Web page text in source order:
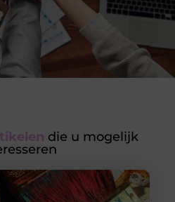
die u mogelijk